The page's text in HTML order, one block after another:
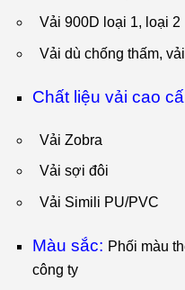
Vải 900D loại 1, loại 2
Vải dù chống thấm,
Chất liệu vải cao
Vải Zobra
Vải sợi đôi
Vải Simili PU/PVC
Màu sắc: Phối màu
công ty